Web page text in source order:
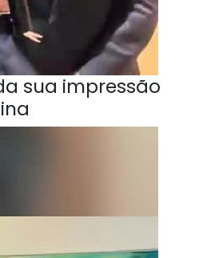
sua impressão